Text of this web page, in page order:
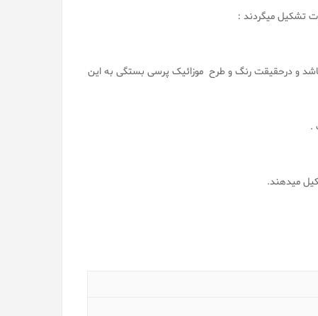
تشکیل میگردند :
و درحقیقت رنگ و طرح موزائیک پرسی بستگی به این
میدهند.